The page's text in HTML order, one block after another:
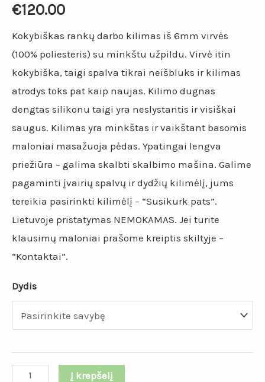
€120.00
Kokybiškas rankų darbo kilimas iš 6mm virvės
(100% poliesteris) su minkštu užpildu. Virvė itin
kokybiška, taigi spalva tikrai neišbluks ir kilimas
atrodys toks pat kaip naujas. Kilimo dugnas
dengtas silikonu taigi yra neslystantis ir visiškai
saugus. Kilimas yra minkštas ir vaikštant basomis
maloniai masažuoja pėdas. Ypatingai lengva
priežiūra – galima skalbti skalbimo mašina. Galime
pagaminti įvairių spalvų ir dydžių kilimėlį, jums
tereikia pasirinkti kilimėlį – “Susikurk pats”.
Lietuvoje pristatymas NEMOKAMAS. Jei turite
klausimų maloniai prašome kreiptis skiltyje –
“Kontaktai”.
Dydis
Į krepšelį